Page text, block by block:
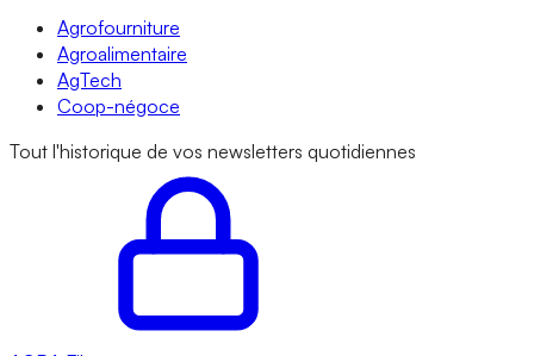
Agrofourniture
Agroalimentaire
AgTech
Coop-négoce
Tout l'historique de vos newsletters quotidiennes